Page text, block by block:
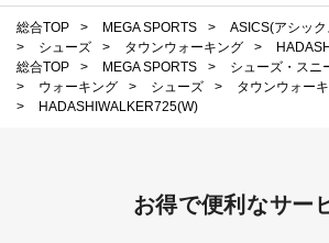
総合TOP > MEGA SPORTS > ASICS(アシッ
>
シューズ > タウンウォーキング >
総合TOP
> MEGA SPORTS >
シューズ・スニ
>
ウォーキング > シューズ >
タウンウォー
>
HADASHIWALKER725(W)
お得で便利なサー